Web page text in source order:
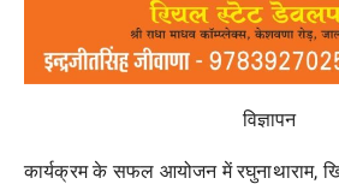
विज्ञापन
कार्यक्रम के सफल आयोजन में रघुनाथाराम,